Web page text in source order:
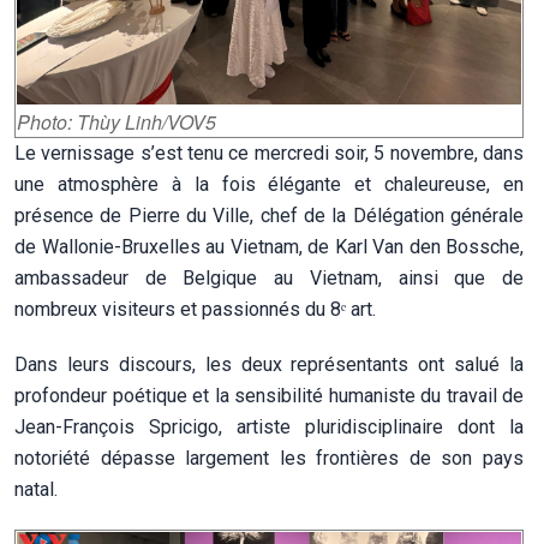
Photo: Thùy Linh/VOV5
Le vernissage s’est tenu ce mercredi soir, 5 novembre, dans
une atmosphère à la fois élégante et chaleureuse, en
présence de Pierre du Ville, chef de la Délégation générale
de Wallonie-Bruxelles au Vietnam, de Karl Van den Bossche,
ambassadeur de Belgique au Vietnam, ainsi que de
nombreux visiteurs et passionnés du 8ᵉ art.
Dans leurs discours, les deux représentants ont salué la
profondeur poétique et la sensibilité humaniste du travail de
Jean-François Spricigo, artiste pluridisciplinaire dont la
notoriété dépasse largement les frontières de son pays
natal.